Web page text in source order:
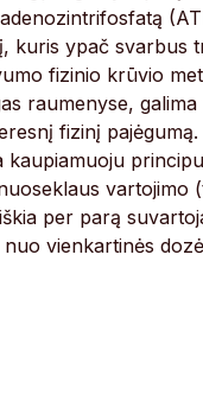
kuris ypač svarbus
fizinio krūvio
raumenyse, galima
fizinį
kaupiamuoju
vartojimo
per parą
vienkartinės